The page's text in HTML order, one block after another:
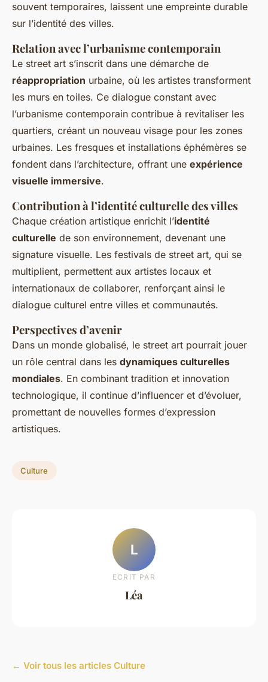
souvent temporaires, laissent une empreinte durable
sur l’identité des villes.
Relation avec l’urbanisme contemporain
Le street art s’inscrit dans une démarche de
réappropriation urbaine, où les artistes transforment
les murs en toiles. Ce dialogue constant avec
l’urbanisme contemporain contribue à revitaliser les
quartiers, créant un nouveau visage pour les zones
urbaines. Les fresques et installations éphémères se
fondent dans l’architecture, offrant une expérience
visuelle immersive.
Contribution à l’identité culturelle des villes
Chaque création artistique enrichit l’identité
culturelle de son environnement, devenant une
signature visuelle. Les festivals de street art, qui se
multiplient, permettent aux artistes locaux et
internationaux de collaborer, renforçant ainsi le
dialogue culturel entre villes et communautés.
Perspectives d’avenir
Dans un monde globalisé, le street art pourrait jouer
un rôle central dans les dynamiques culturelles
mondiales. En combinant tradition et innovation
technologique, il continue d’influencer et d’évoluer,
promettant de nouvelles formes d’expression
artistiques.
Culture
L
ECRIT PAR
Léa
← Voir tous les articles Culture